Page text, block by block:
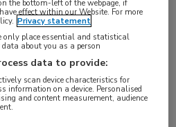
acuut verslechterd
resulteerde de
tijdelijk, op maat
in een grotere
functioneren dan
van de REHAB-
the bottom-left of the webpage, if
effect within our Website. For more
Privacy statement
only place essential and statistical
data about you as a person
data to provide:
scan device characteristics for
information on a device. Personalised
and content measurement, audience